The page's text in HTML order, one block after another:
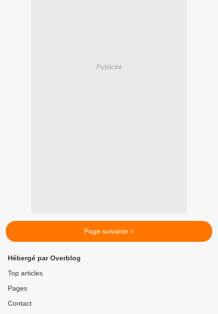
Publicité
Page suivante >
Hébergé par Overblog
Top articles
Pages
Contact